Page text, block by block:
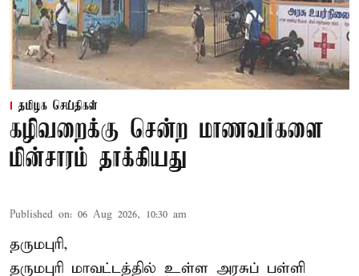
தமிழக செய்திகள்
கழிவறைக்கு சென்ற மாணவர்களை
மின்சாரம் தாக்கியது
Published on: 06 Aug 2026, 10:30 am
தருமபுரி,
தருமபுரி மாவட்டத்தில் உள்ள அரசுப் பள்ளி